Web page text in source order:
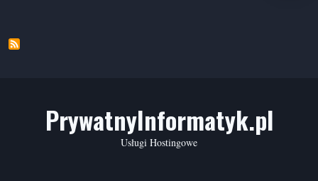
PrywatnyInformatyk.pl
Usługi Hostingowe